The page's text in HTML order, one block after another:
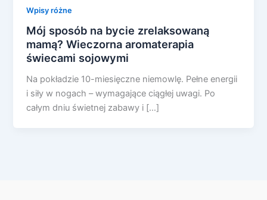
Wpisy różne
Mój sposób na bycie zrelaksowaną
mamą? Wieczorna aromaterapia
świecami sojowymi
Na pokładzie 10-miesięczne niemowlę. Pełne energii
i siły w nogach – wymagające ciągłej uwagi. Po
całym dniu świetnej zabawy i […]